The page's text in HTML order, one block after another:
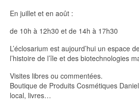
En juillet et en août :
de 10h à 12h30 et de 14h à 17h30
L’éclosarium est aujourd’hui un espace
l’histoire de l’île et des biotechnologies
Visites libres ou commentées.
Boutique de Produits Cosmétiques
local, livres…